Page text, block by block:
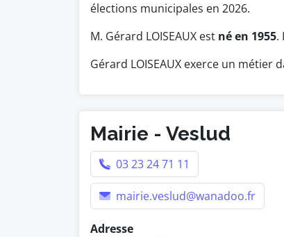
élections municipales en 2026.
M. Gérard LOISEAUX est né en 1955.
Gérard LOISEAUX exerce un métier
Mairie - Veslud
03 23 24 71 11
mairie.veslud@wanadoo.fr
Adresse